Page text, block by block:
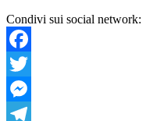
Condivi sui social network:
Facebook
Twitter
Messenger